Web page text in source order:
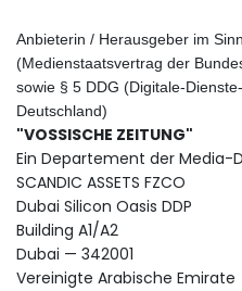
Anbieterin / Herausgeber im
(Medienstaatsvertrag der
sowie § 5 DDG (Digitale-
Deutschland)
"VOSSISCHE ZEITUNG"
Ein Departement der Media-
SCANDIC ASSETS FZCO
Dubai Silicon Oasis DDP
Building A1/A2
Dubai — 342001
Vereinigte Arabische Emirate